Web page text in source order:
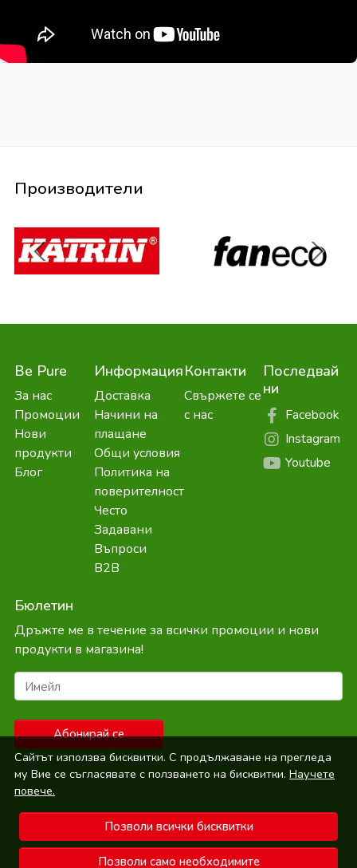
Сайтът използва бисквитки. С продължаване на прегледа
му Вие се съгласявате с ползването на бисквитки. Научете
повече.
Позволи всички бисквитки
Позволи само необходимите
Производители
Be Pure
За нас
Промоции
Нови
продукти
Блог
Информация
Доставка
Начини на
плащане
Общи условия
Политика на
поверителност
Често
Задавани
Въпроси
B2B
Контакти
Свържете се
с нас
Последвай
ни
Facebook
Instagram
Youtube
Бюлетин
Дръжте ме в течение за всички промоции и нови
продукти в магазина!
Имейл
Абонирай се
© Bepure.bg 2026